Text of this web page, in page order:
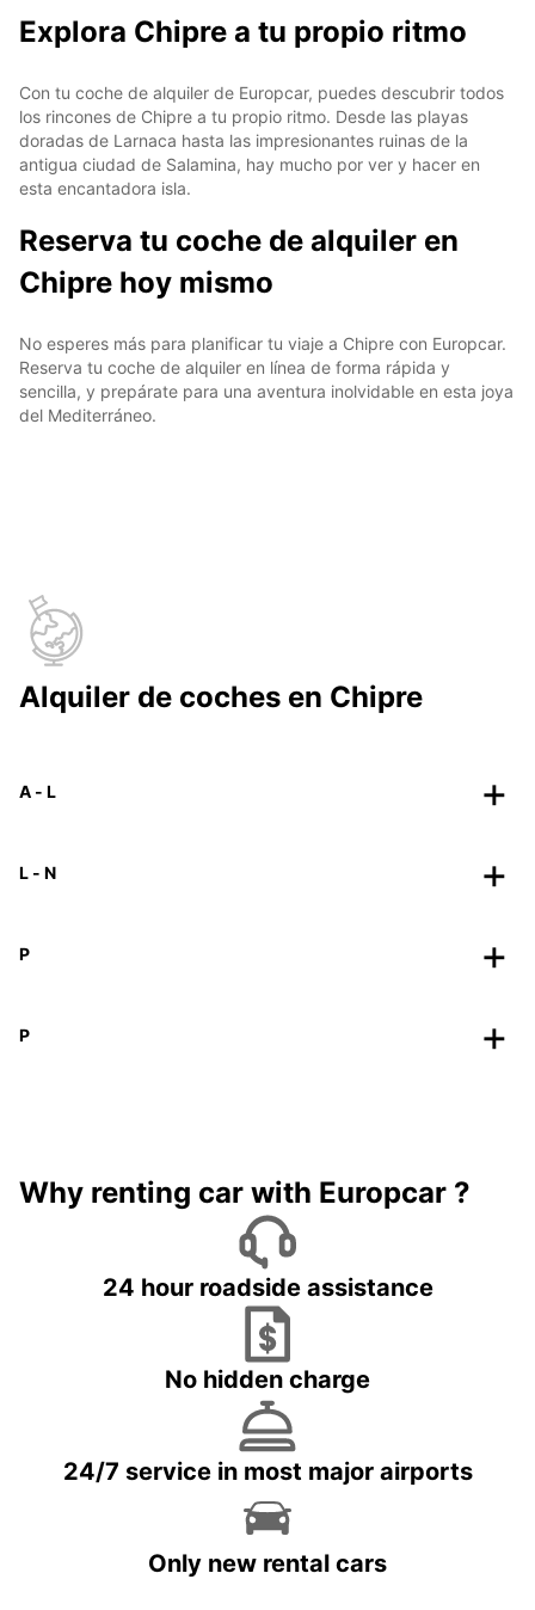
Explora Chipre a tu propio ritmo
Con tu coche de alquiler de Europcar, puedes descubrir todos
los rincones de Chipre a tu propio ritmo. Desde las playas
doradas de Larnaca hasta las impresionantes ruinas de la
antigua ciudad de Salamina, hay mucho por ver y hacer en
esta encantadora isla.
Reserva tu coche de alquiler en
Chipre hoy mismo
No esperes más para planificar tu viaje a Chipre con Europcar.
Reserva tu coche de alquiler en línea de forma rápida y
sencilla, y prepárate para una aventura inolvidable en esta joya
del Mediterráneo.
Alquiler de coches en Chipre
A - L
L - N
P
P
Why renting car with Europcar ?
24 hour roadside assistance
No hidden charge
24/7 service in most major airports
Only new rental cars